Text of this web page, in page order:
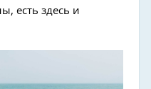
есть здесь и